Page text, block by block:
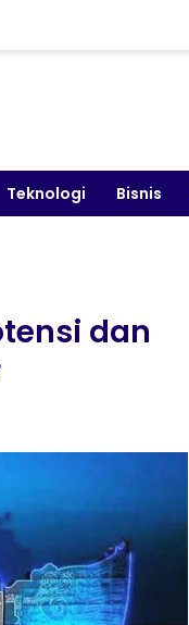
Teknologi Bisnis
dan